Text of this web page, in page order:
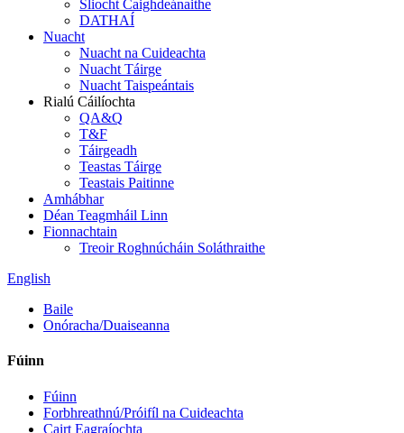
Sliocht Caighdeánaithe
DATHAÍ
Nuacht
Nuacht na Cuideachta
Nuacht Táirge
Nuacht Taispeántais
Rialú Cáilíochta
QA&Q
T&F
Táirgeadh
Teastas Táirge
Teastais Paitinne
Amhábhar
Déan Teagmháil Linn
Fionnachtain
Treoir Roghnúcháin Soláthraithe
English
Baile
Onóracha/Duaiseanna
Fúinn
Fúinn
Forbhreathnú/Próifíl na Cuideachta
Cairt Eagraíochta